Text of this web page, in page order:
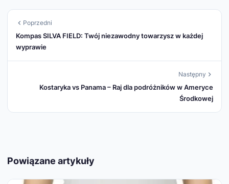
Poprzedni
Kompas SILVA FIELD: Twój niezawodny towarzysz w każdej
wyprawie
Następny
Kostaryka vs Panama – Raj dla podróżników w Ameryce
Środkowej
Powiązane artykuły